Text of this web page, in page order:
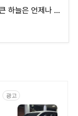
노무현 대통령 추모, 가장 큰 하늘은 언제나 그대 등 뒤에 있다
광고